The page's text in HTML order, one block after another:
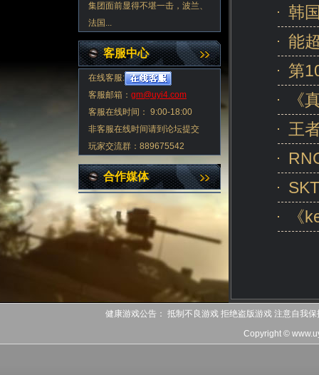
集团面前显得不堪一击，波兰、
法国...
客服中心
在线客服:
客服邮箱： gm@uyi4.com
客服在线时间： 9:00-18:00
非客服在线时间请到论坛提交
玩家交流群：889675542
合作媒体
韩
能
第
《
王
《
健康游戏公告： 抵制不良游戏 拒绝盗版游戏 注意自我
Copyright ©